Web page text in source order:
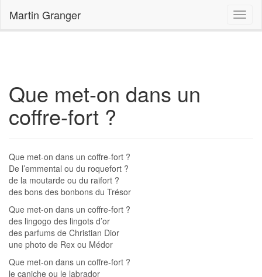
Martin Granger
Accueil Que met-on dans un coffre-fort ?
Que met-on dans un
coffre-fort ?
Que met-on dans un coffre-fort ?
De l’emmental ou du roquefort ?
de la moutarde ou du raifort ?
des bons des bonbons du Trésor
Que met-on dans un coffre-fort ?
des lingogo des lingots d’or
des parfums de Christian Dior
une photo de Rex ou Médor
Que met-on dans un coffre-fort ?
le caniche ou le labrador